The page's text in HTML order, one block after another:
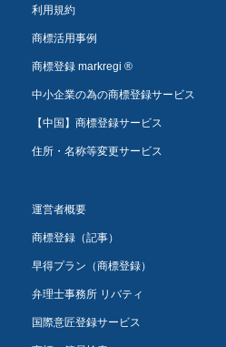
利用規約
商標活用事例
商標登録 markregi ®
中小企業の為の商標登録サービス
【中国】商標登録サービス
住所・名称等変更サービス
運営者概要
商標登録（記事）
早得プラン（商標登録）
弁理士事務所 リバティ
国際意匠登録サービス